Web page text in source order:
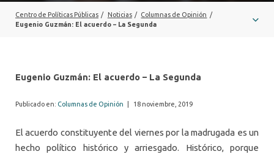
Centro de Políticas Públicas / Noticias / Columnas de Opinión /
Eugenio Guzmán: El acuerdo – La Segunda
Eugenio Guzmán: El acuerdo – La Segunda
Publicado en: Columnas de Opinión 18 noviembre, 2019
El acuerdo constituyente del viernes por la madrugada es un
hecho político histórico y arriesgado. Histórico, porque